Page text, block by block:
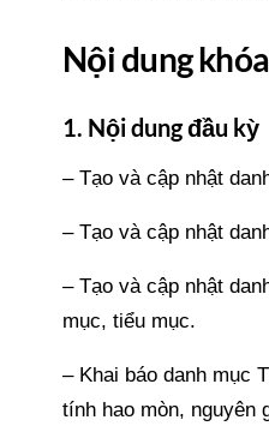
Nội dung
1. Nội dung đầu kỳ
– Tạo và cập nhật
– Tạo và cập nhật
– Tạo và cập nhật
mục, tiểu mục.
– Khai báo danh mục
tính hao mòn, nguyên